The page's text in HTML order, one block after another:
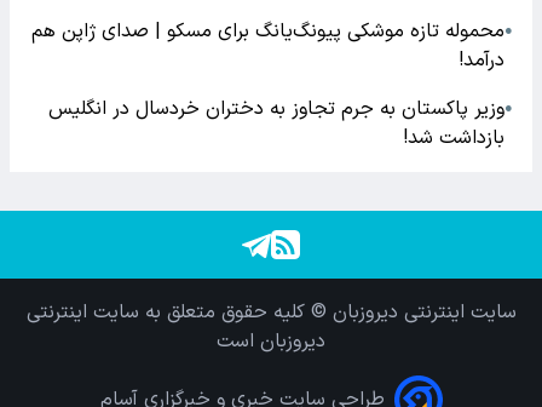
●محموله تازه موشکی پیونگ‌یانگ برای مسکو | صدای ژاپن هم
درآمد!
●وزیر پاکستان به جرم تجاوز به دختران خردسال در انگلیس
بازداشت شد!
سایت اینترنتی دیروزبان © کلیه حقوق متعلق به سایت اینترنتی
دیروزبان است
طراحی سایت خبری و خبرگزاری آسام